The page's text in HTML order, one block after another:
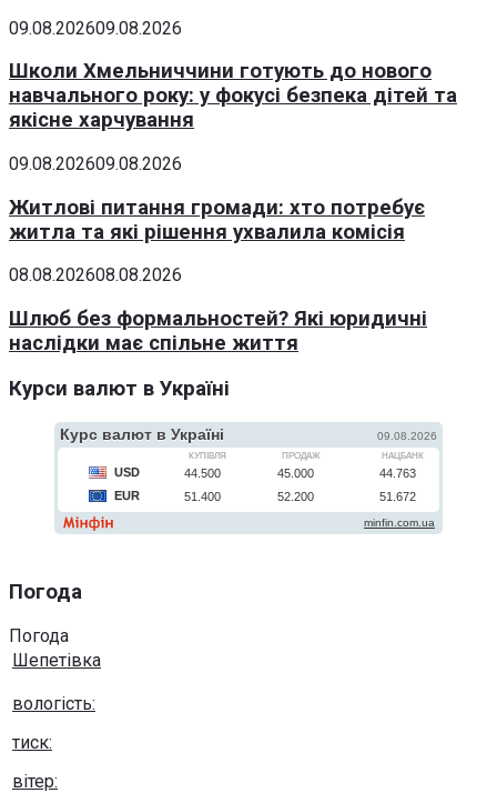
09.08.202609.08.2026
Школи Хмельниччини готують до нового
навчального року: у фокусі безпека дітей та
якісне харчування
09.08.202609.08.2026
Житлові питання громади: хто потребує
житла та які рішення ухвалила комісія
08.08.202608.08.2026
Шлюб без формальностей? Які юридичні
наслідки має спільне життя
Курси валют в Україні
Погода
Погода
Шепетівка
вологість:
тиск:
вітер: